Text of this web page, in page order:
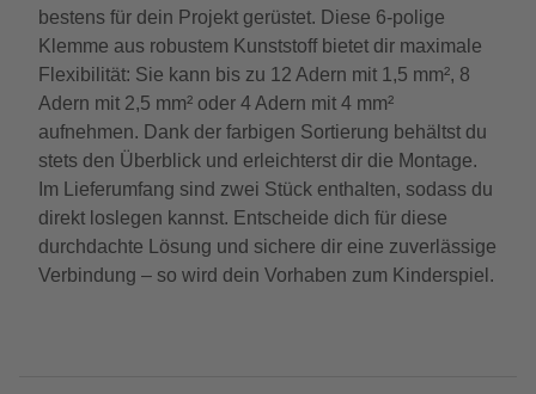
bestens für dein Projekt gerüstet. Diese 6-polige
Klemme aus robustem Kunststoff bietet dir maximale
Flexibilität: Sie kann bis zu 12 Adern mit 1,5 mm², 8
Adern mit 2,5 mm² oder 4 Adern mit 4 mm²
aufnehmen. Dank der farbigen Sortierung behältst du
stets den Überblick und erleichterst dir die Montage.
Im Lieferumfang sind zwei Stück enthalten, sodass du
direkt loslegen kannst. Entscheide dich für diese
durchdachte Lösung und sichere dir eine zuverlässige
Verbindung – so wird dein Vorhaben zum Kinderspiel.